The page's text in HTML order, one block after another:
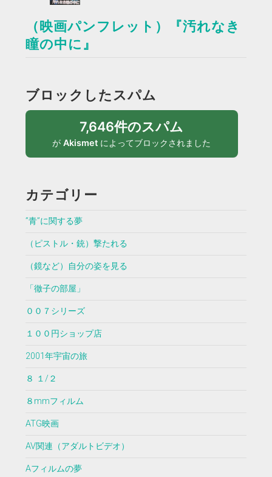
（映画パンフレット）『汚れなき
瞳の中に』
ブロックしたスパム
7,646件のスパム
がAkismet によってブロックされました
カテゴリー
”青”に関する夢
（ピストル・銃）撃たれる
（鏡など）自分の姿を見る
「徹子の部屋」
００７シリーズ
１００円ショップ店
2001年宇宙の旅
８ １/２
８mmフィルム
ATG映画
AV関連（アダルトビデオ）
Aフィルムの夢